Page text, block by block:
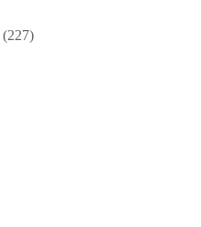
(227)